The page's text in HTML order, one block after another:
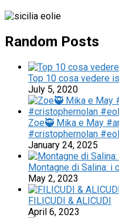
Random Posts
Top 10 cosa vedere
July 5, 2020
Zoe🥷 Mika e May
#cristophernolan
January 24, 2025
Montagne di Salina: i
May 2, 2023
FILICUDI & ALICUDI
April 6, 2023